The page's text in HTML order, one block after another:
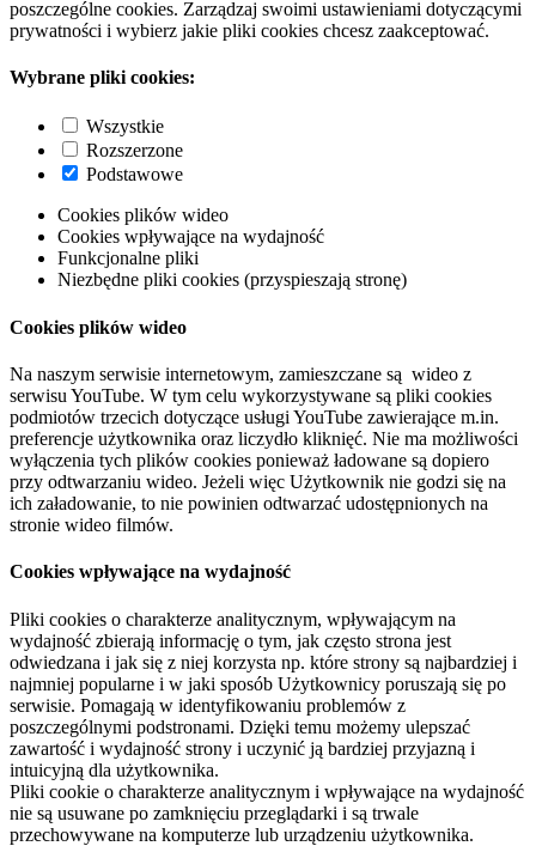
poszczególne cookies. Zarządzaj swoimi ustawieniami dotyczącymi
prywatności i wybierz jakie pliki cookies chcesz zaakceptować.
Wybrane pliki cookies:
Wszystkie
Rozszerzone
Podstawowe
Cookies plików wideo
Cookies wpływające na wydajność
Funkcjonalne pliki
Niezbędne pliki cookies (przyspieszają stronę)
Cookies plików wideo
Na naszym serwisie internetowym, zamieszczane są wideo z
serwisu YouTube. W tym celu wykorzystywane są pliki cookies
podmiotów trzecich dotyczące usługi YouTube zawierające m.in.
preferencje użytkownika oraz liczydło kliknięć. Nie ma możliwości
wyłączenia tych plików cookies ponieważ ładowane są dopiero
przy odtwarzaniu wideo. Jeżeli więc Użytkownik nie godzi się na
ich załadowanie, to nie powinien odtwarzać udostępnionych na
stronie wideo filmów.
Cookies wpływające na wydajność
Pliki cookies o charakterze analitycznym, wpływającym na
wydajność zbierają informację o tym, jak często strona jest
odwiedzana i jak się z niej korzysta np. które strony są najbardziej i
najmniej popularne i w jaki sposób Użytkownicy poruszają się po
serwisie. Pomagają w identyfikowaniu problemów z
poszczególnymi podstronami. Dzięki temu możemy ulepszać
zawartość i wydajność strony i uczynić ją bardziej przyjazną i
intuicyjną dla użytkownika.
Pliki cookie o charakterze analitycznym i wpływające na wydajność
nie są usuwane po zamknięciu przeglądarki i są trwale
przechowywane na komputerze lub urządzeniu użytkownika.